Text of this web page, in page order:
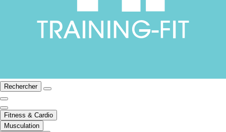
Rechercher
Fitness & Cardio
Musculation